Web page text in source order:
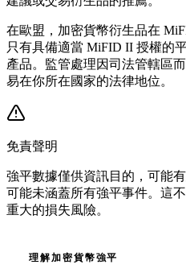
在歐盟，加密貨幣衍生品在
只有具備適當 MiFID II 授權的
產品。監管處理因司法管轄區
易在你所在國家的法律地位。
免責聲明
強平數據僅供資訊目的，可能
可能未涵蓋所有強平事件。這
重大的損失風險。
理解加密貨幣強平